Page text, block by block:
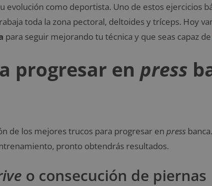
evolución como deportista. Uno de estos ejercicios
toda la zona pectoral, deltoides y tríceps. Hoy
para seguir mejorando tu técnica y que seas capaz de
progresar en press
de los mejores trucos para progresar en press
pronto obtendrás resultados.
o consecución de piernas